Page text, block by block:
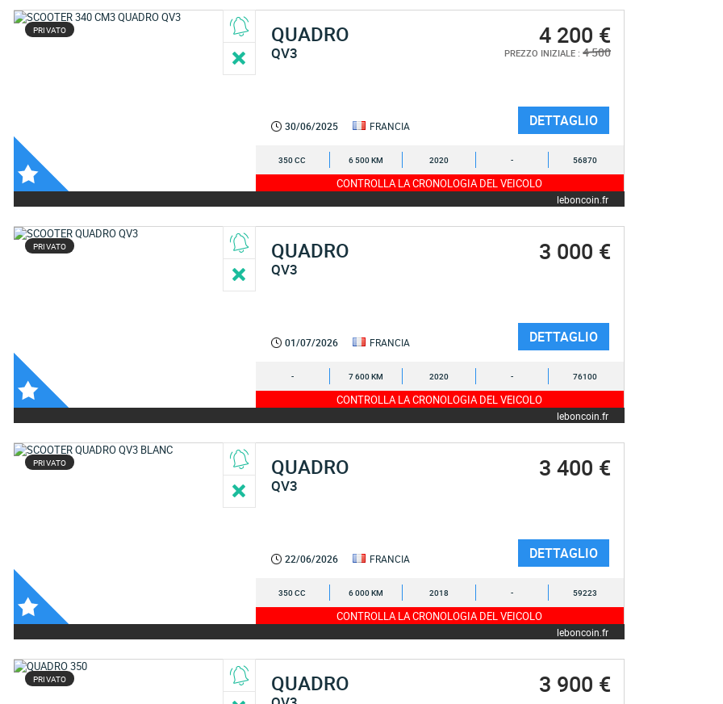
PRIVATO QUADRO
QV3
4 200 €
PREZZO INIZIALE : 4 500
30/06/2025 FRANCIA DETTAGLIO
350 CC 6 500 KM 2020 - 56870
CONTROLLA LA CRONOLOGIA DEL VEICOLO
leboncoin.fr
PRIVATO QUADRO
QV3
3 000 €
01/07/2026 FRANCIA DETTAGLIO
- 7 600 KM 2020 - 76100
CONTROLLA LA CRONOLOGIA DEL VEICOLO
leboncoin.fr
PRIVATO QUADRO
QV3
3 400 €
22/06/2026 FRANCIA DETTAGLIO
350 CC 6 000 KM 2018 - 59223
CONTROLLA LA CRONOLOGIA DEL VEICOLO
leboncoin.fr
PRIVATO QUADRO 3 900 €